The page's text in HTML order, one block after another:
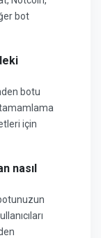
bot
botu
tamamlama
için
nasıl